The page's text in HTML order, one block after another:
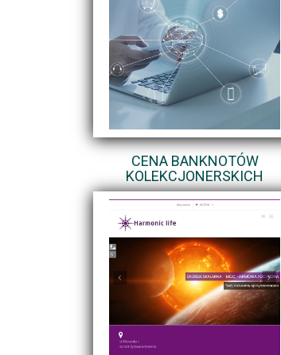
CENA BANKNOTÓW
KOLEKCJONERSKICH